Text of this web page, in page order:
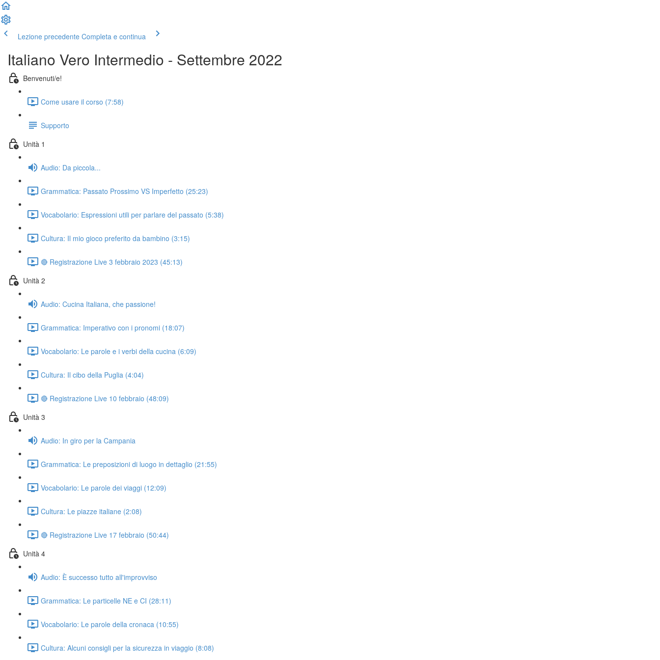
Lezione precedente Completa e continua
Italiano Vero Intermedio - Settembre 2022
Benvenuti/e!
Come usare il corso (7:58)
Supporto
Unità 1
Audio: Da piccola...
Grammatica: Passato Prossimo VS Imperfetto (25:23)
Vocabolario: Espressioni utili per parlare del passato (5:38)
Cultura: Il mio gioco preferito da bambino (3:15)
🔴 Registrazione Live 3 febbraio 2023 (45:13)
Unità 2
Audio: Cucina Italiana, che passione!
Grammatica: Imperativo con i pronomi (18:07)
Vocabolario: Le parole e i verbi della cucina (6:09)
Cultura: Il cibo della Puglia (4:04)
🔴 Registrazione Live 10 febbraio (48:09)
Unità 3
Audio: In giro per la Campania
Grammatica: Le preposizioni di luogo in dettaglio (21:55)
Vocabolario: Le parole dei viaggi (12:09)
Cultura: Le piazze italiane (2:08)
🔴 Registrazione Live 17 febbraio (50:44)
Unità 4
Audio: È successo tutto all'improvviso
Grammatica: Le particelle NE e CI (28:11)
Vocabolario: Le parole della cronaca (10:55)
Cultura: Alcuni consigli per la sicurezza in viaggio (8:08)